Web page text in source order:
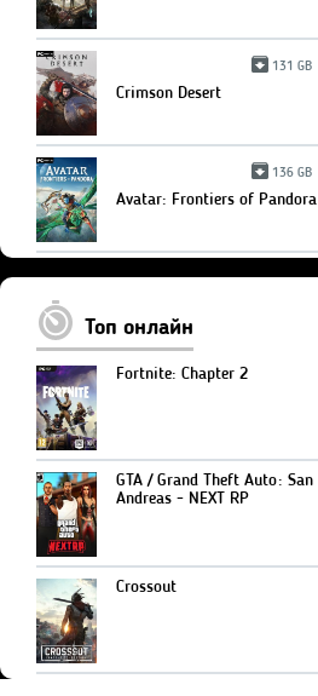
131 GB
Crimson Desert
136 GB
Avatar: Frontiers of Pandora
Топ онлайн
Fortnite: Chapter 2
GTA / Grand Theft Auto: San
Andreas - NEXT RP
Crossout